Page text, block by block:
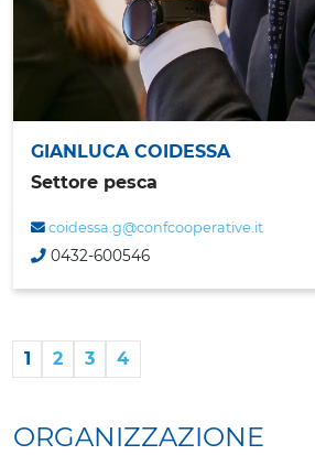
GIANLUCA COIDESSA
Settore pesca
coidessa.g@confcooperative.it
0432-600546
1 2 3 4
ORGANIZZAZIONE